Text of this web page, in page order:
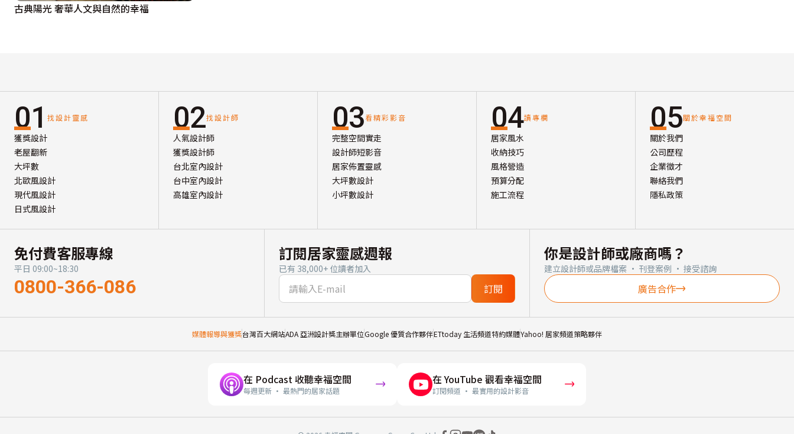
古典陽光 奢華人文與自然的幸福
01 找設計靈感
獲獎設計
老屋翻新
大坪數
北歐風設計
現代風設計
日式風設計
02找設計師
人氣設計師
獲獎設計師
台北室內設計
台中室內設計
高雄室內設計
03看精彩影音
完整空間實走
設計師短影音
居家佈置靈感
大坪數設計
小坪數設計
04讀專欄
居家風水
收納技巧
風格營造
預算分配
施工流程
05關於幸福空間
關於我們
公司歷程
企業徵才
聯絡我們
隱私政策
免付費客服專線
平日 09:00~18:30
0800-366-086
訂閱居家靈感週報
已有 38,000+ 位讀者加入
訂閱
你是設計師或廠商嗎？
建立設計師或品牌檔案 · 刊登案例 · 接受諮詢
廣告合作
媒體報導與獲獎台灣百大網站ADA 亞洲設計獎主辦單位Google 優質合作夥伴ETtoday 生活頻道特約媒體Yahoo! 居家頻道策略夥伴
在 Podcast 收聽幸福空間
每週更新 · 最熱門的居家話題
在 YouTube 觀看幸福空間
訂閱頻道 · 最實用的設計影音